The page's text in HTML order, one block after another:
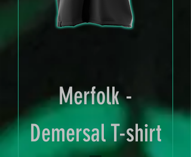
Merfolk -
Demersal T-shirt